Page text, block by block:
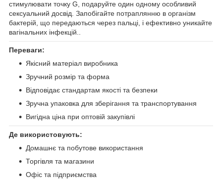
стимулювати точку G, подаруйте один одному особливий
сексуальний досвід. Запобігайте потраплянню в організм
бактерій, що передаються через пальці, і ефективно уникайте
вагінальних інфекцій..
Переваги:
Якісний матеріал виробника
Зручний розмір та форма
Відповідає стандартам якості та безпеки
Зручна упаковка для зберігання та транспортування
Вигідна ціна при оптовій закупівлі
Де використовують:
Домашнє та побутове використання
Торгівля та магазини
Офіс та підприємства